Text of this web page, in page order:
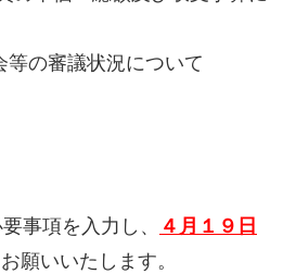
の審議状況について
事項を入力し、
４月１９日
願いいたします。